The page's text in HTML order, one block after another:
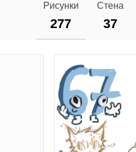
Рисунки
277
Стена
37